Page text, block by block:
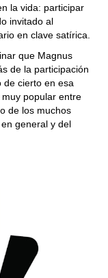
la vida: participar
invitado al
en clave satírica.
que Magnus
de la participación
de cierto en esa
popular entre
de los muchos
general y del